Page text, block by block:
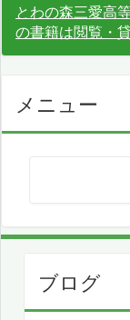
とわの森三愛高
の書籍は閲覧・
メニュー
ブログ